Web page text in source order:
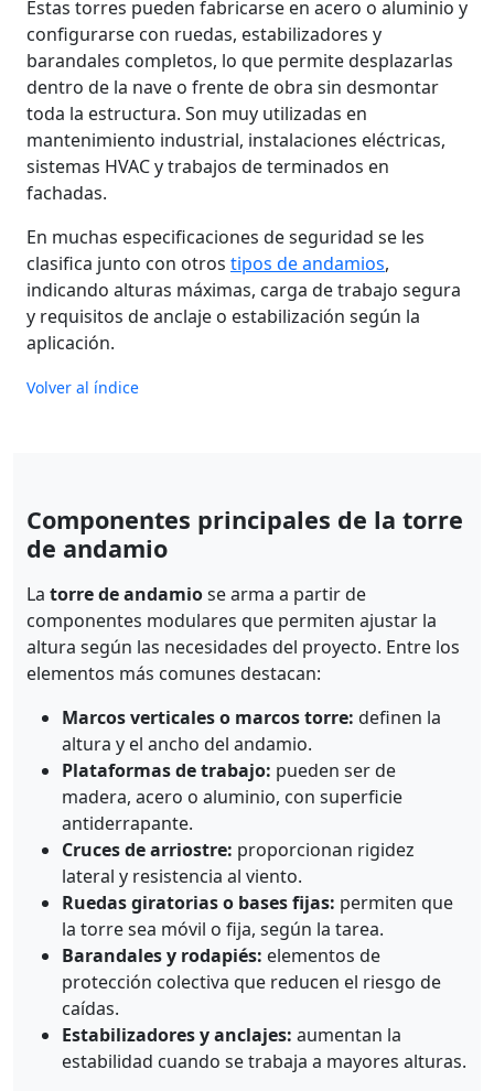
Estas torres pueden fabricarse en acero o aluminio y
configurarse con ruedas, estabilizadores y
barandales completos, lo que permite desplazarlas
dentro de la nave o frente de obra sin desmontar
toda la estructura. Son muy utilizadas en
mantenimiento industrial, instalaciones eléctricas,
sistemas HVAC y trabajos de terminados en
fachadas.
En muchas especificaciones de seguridad se les
clasifica junto con otros tipos de andamios,
indicando alturas máximas, carga de trabajo segura
y requisitos de anclaje o estabilización según la
aplicación.
Volver al índice
Componentes principales de la torre
de andamio
La torre de andamiose arma a partir de
componentes modulares que permiten ajustar la
altura según las necesidades del proyecto. Entre los
elementos más comunes destacan:
Marcos verticales o marcos torre: definen la
altura y el ancho del andamio.
Plataformas de trabajo: pueden ser de
madera, acero o aluminio, con superficie
antiderrapante.
Cruces de arriostre: proporcionan rigidez
lateral y resistencia al viento.
Ruedas giratorias o bases fijas: permiten que
la torre sea móvil o fija, según la tarea.
Barandales y rodapiés: elementos de
protección colectiva que reducen el riesgo de
caídas.
Estabilizadores y anclajes: aumentan la
estabilidad cuando se trabaja a mayores alturas.